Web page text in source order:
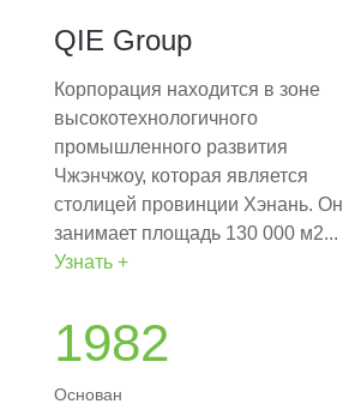
QIE Group
Корпорация находится в зоне
высокотехнологичного
промышленного развития
Чжэнчжоу, которая является
столицей провинции Хэнань. Он
занимает площадь 130 000 м2...
Узнать +
1982
Основан